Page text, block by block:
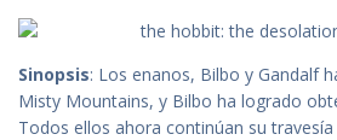
Sinopsis: Los enanos, Bilbo y Gandalf
Misty Mountains, y Bilbo ha logrado
Todos ellos ahora continúan su